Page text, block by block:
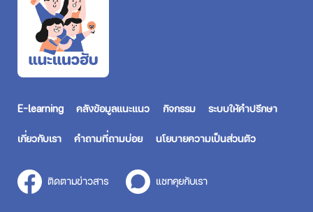
E-learning คลังข้อมูลแนะแนว กิจกรรม ระบบให้คำปรึกษา
เกี่ยวกับเรา คำถามที่ถามบ่อย นโยบายความเป็นส่วนตัว
ติดตามข่าวสาร แชทคุยกับเรา